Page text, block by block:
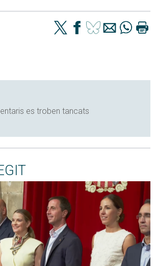
es troben tancats